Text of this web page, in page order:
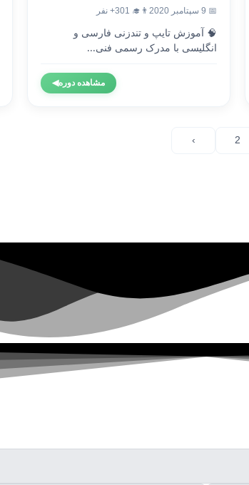
📅 9 سپتامبر 2020 👨‍🎓 301+ نفر
🧠 آموزش تایپ و تندزنی فارسی و
انگلیسی با مدرک رسمی فنی...
مشاهده دوره◀
2
›